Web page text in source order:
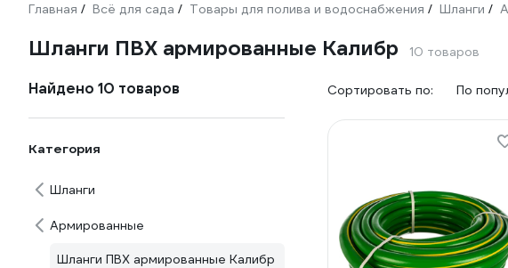
Главная / Всё для сада / Товары для полива и водоснабжения / Шланги /
Шланги ПВХ армированные Калибр 10 товаров
Найдено 10 товаров
Категория
Шланги
Армированные
Шланги ПВХ армированные Калибр
Сортировать по: По